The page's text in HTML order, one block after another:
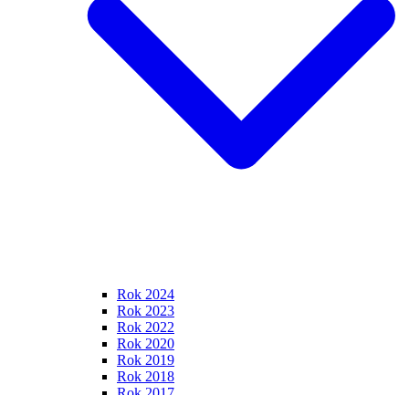
Rok 2024
Rok 2023
Rok 2022
Rok 2020
Rok 2019
Rok 2018